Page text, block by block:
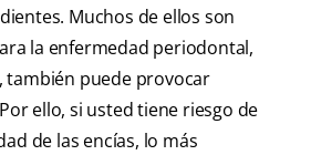
Muchos de ellos son
la enfermedad periodontal,
también puede provocar
ello, si usted tiene riesgo de
de las encías, lo más